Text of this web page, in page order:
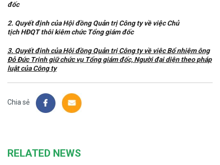
đốc
2. Quyết định của Hội đồng Quản trị Công ty về việc Chủ
tịch HĐQT thôi kiêm chức Tổng giám đốc
3. Quyết định của Hội đồng Quản trị Công ty về việc Bổ nhiệm ông
Đỗ Đức Trịnh giữ chức vụ Tổng giám đốc, Người đại diện theo pháp
luật của Công ty
Chia sẻ
RELATED NEWS